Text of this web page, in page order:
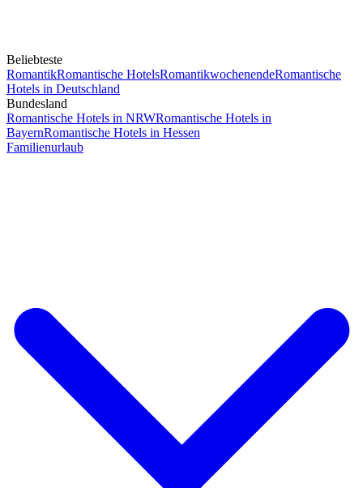
Beliebteste
RomantikRomantische HotelsRomantikwochenendeRomantische
Hotels in Deutschland
Bundesland
Romantische Hotels in NRWRomantische Hotels in
BayernRomantische Hotels in Hessen
Familienurlaub